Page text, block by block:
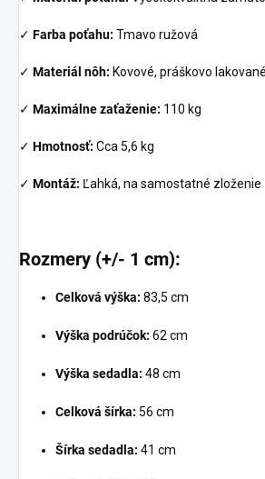
✓ Farba poťahu: Tmavo ružová
✓ Materiál nôh: Kovové, práškovo
✓ Maximálne zaťaženie: 110 kg
✓ Hmotnosť: Cca 5,6 kg
✓ Montáž: Ľahká, na samostatné zloženie
Rozmery (+/- 1 cm):
Celková výška: 83,5 cm
Výška podrúčok: 62 cm
Výška sedadla: 48 cm
Celková šírka: 56 cm
Šírka sedadla: 41 cm